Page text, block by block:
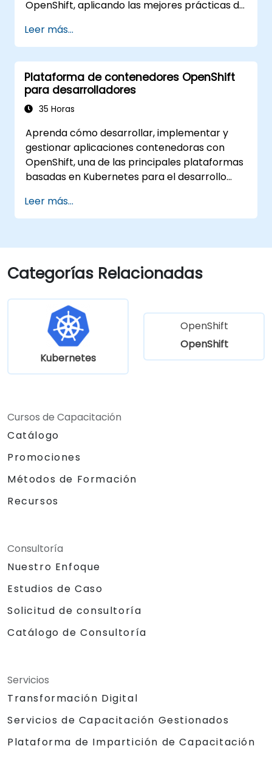
OpenShift, aplicando las mejores prácticas de
ejercicios prácticos, los participantes
adquieren las habilidades necesarias para
gestionar con confianza entornos de
Openhift listos para producción.
Leer más...
Plataforma de contenedores OpenShift
para desarrolladores
35 Horas
Aprenda cómo desarrollar, implementar y
gestionar aplicaciones contenedoras con
OpenShift, una de las principales plataformas
basadas en Kubernetes para el desarrollo
cubre la implementación de aplicaciones,
contenedores, redes, CI/CD y flujos de trabajo
habilidades para construir y mantener
aplicaciones modernas en entornos de
producción.
Leer más...
Categorías Relacionadas
Kubernetes
OpenShift
OpenShift
Cursos de Capacitación
Catálogo
Promociones
Métodos de Formación
Recursos
Consultoría
Nuestro Enfoque
Estudios de Caso
Solicitud de consultoría
Catálogo de Consultoría
Servicios
Transformación Digital
Servicios de Capacitación Gestionados
Plataforma de Impartición de Capacitación